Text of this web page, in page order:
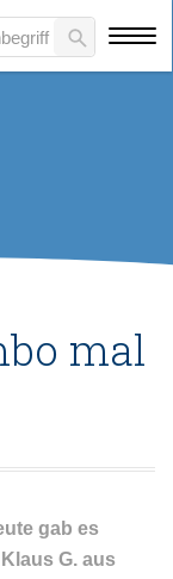
mal
gab es
G. aus